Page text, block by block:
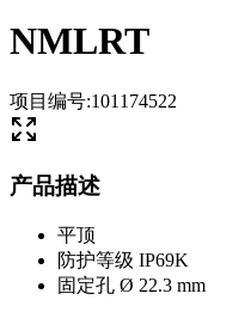
NMLRT
项目编号:101174522
产品描述
平顶
防护等级 IP69K
固定孔 Ø 22.3 mm